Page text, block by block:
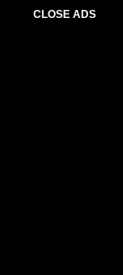
CLOSE ADS